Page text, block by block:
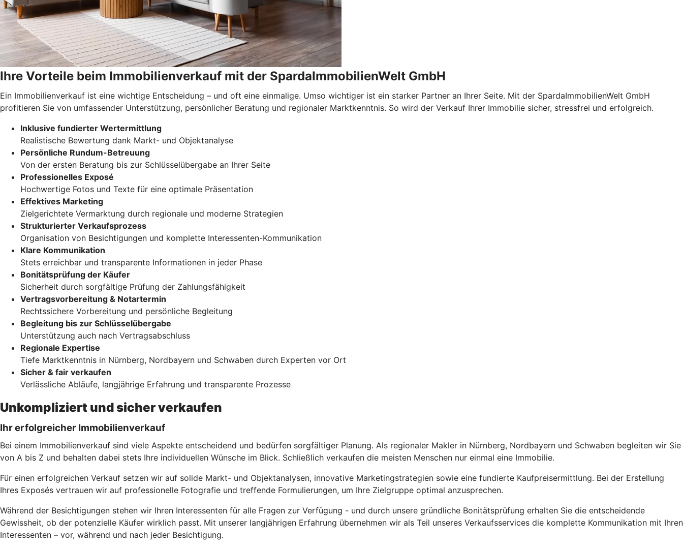
Ihre Vorteile beim Immobilienverkauf mit der SpardaImmobilienWelt GmbH
Ein Immobilienverkauf ist eine wichtige Entscheidung – und oft eine einmalige. Umso wichtiger ist ein starker Partner an Ihrer Seite. Mit der SpardaImmobilienWelt GmbH
profitieren Sie von umfassender Unterstützung, persönlicher Beratung und regionaler Marktkenntnis. So wird der Verkauf Ihrer Immobilie sicher, stressfrei und erfolgreich.
Inklusive fundierter Wertermittlung
Realistische Bewertung dank Markt- und Objektanalyse
Persönliche Rundum-Betreuung
Von der ersten Beratung bis zur Schlüsselübergabe an Ihrer Seite
Professionelles Exposé
Hochwertige Fotos und Texte für eine optimale Präsentation
Effektives Marketing
Zielgerichtete Vermarktung durch regionale und moderne Strategien
Strukturierter Verkaufsprozess
Organisation von Besichtigungen und komplette Interessenten-Kommunikation
Klare Kommunikation
Stets erreichbar und transparente Informationen in jeder Phase
Bonitätsprüfung der Käufer
Sicherheit durch sorgfältige Prüfung der Zahlungsfähigkeit
Vertragsvorbereitung & Notartermin
Rechtssichere Vorbereitung und persönliche Begleitung
Begleitung bis zur Schlüsselübergabe
Unterstützung auch nach Vertragsabschluss
Regionale Expertise
Tiefe Marktkenntnis in Nürnberg, Nordbayern und Schwaben durch Experten vor Ort
Sicher & fair verkaufen
Verlässliche Abläufe, langjährige Erfahrung und transparente Prozesse
Unkompliziert und sicher verkaufen
Ihr erfolgreicher Immobilienverkauf
Bei einem Immobilienverkauf sind viele Aspekte entscheidend und bedürfen sorgfältiger Planung. Als regionaler Makler in Nürnberg, Nordbayern und Schwaben begleiten wir Sie
von A bis Z und behalten dabei stets Ihre individuellen Wünsche im Blick. Schließlich verkaufen die meisten Menschen nur einmal eine Immobilie.
Für einen erfolgreichen Verkauf setzen wir auf solide Markt- und Objektanalysen, innovative Marketingstrategien sowie eine fundierte Kaufpreisermittlung. Bei der Erstellung
Ihres Exposés vertrauen wir auf professionelle Fotografie und treffende Formulierungen, um Ihre Zielgruppe optimal anzusprechen.
Während der Besichtigungen stehen wir Ihren Interessenten für alle Fragen zur Verfügung - und durch unsere gründliche Bonitätsprüfung erhalten Sie die entscheidende
Gewissheit, ob der potenzielle Käufer wirklich passt. Mit unserer langjährigen Erfahrung übernehmen wir als Teil unseres Verkaufsservices die komplette Kommunikation mit Ihren
Interessenten – vor, während und nach jeder Besichtigung.